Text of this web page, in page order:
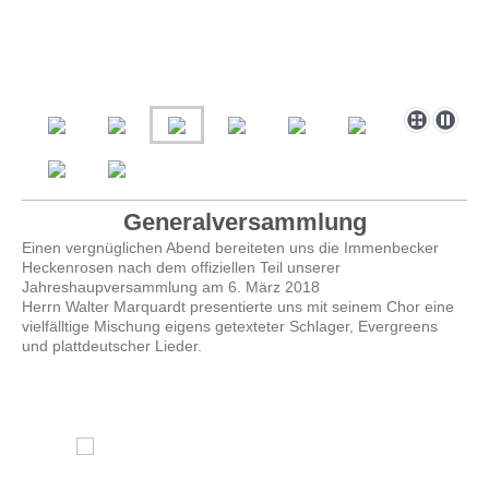
Generalversammlung
Einen vergnüglichen Abend bereiteten uns die Immenbecker
Heckenrosen nach dem offiziellen Teil unserer
Jahreshaupversammlung am 6. März 2018
Herrn Walter Marquardt presentierte uns mit seinem Chor eine
vielfälltige Mischung eigens getexteter Schlager, Evergreens
und plattdeutscher Lieder.